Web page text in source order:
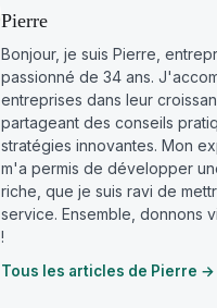
Pierre
Bonjour, je suis Pierre,
passionné de 34 ans.
entreprises dans leur
partageant des conseils
stratégies innovantes. Mon
m'a permis de développer
riche, que je suis ravi de
service. Ensemble, donnons
!
Tous les articles de Pierre →